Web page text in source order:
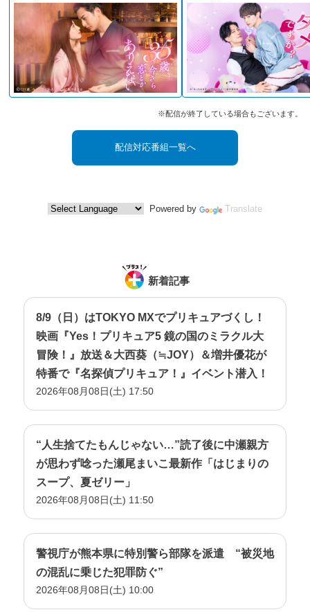
※配信が終了している場合もございます。
配信対応番組一覧へ
Powered by Translate
新着記事
8/9（日）はTOKYO MXでプリキュアづくし！
映画『Yes！プリキュア5 鏡の国のミラクル大
冒険！』放送＆大西葵（≒JOY）＆増井優花が
特番で『名探偵プリキュア！』イベント潜入！
2026年08月08日(土) 17:50
“人生捨てたもんじゃない…”読了後に中瀬親方
が思わず唸った瀬尾まいこ最新作「はじまりの
スープ、夏ゼリー」
2026年08月08日(土) 11:50
警視庁が熊本県に特別警ら部隊を派遣 “被災地
の混乱に乗じた犯罪防ぐ”
2026年08月08日(土) 10:00